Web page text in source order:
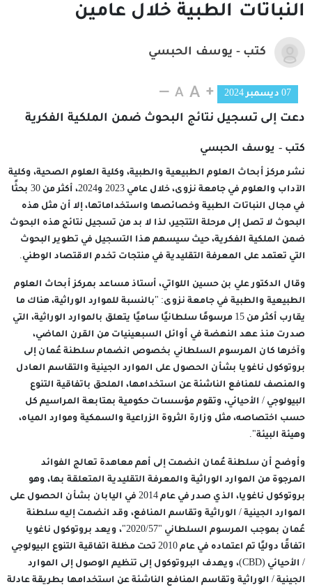
النباتات الطبية خلال عامين
كتب - يوسف الحبسي
07 ديسمبر 2024
دعت إلى تسجيل نتائج البحوث ضمن الملكية الفكرية
كتب - يوسف الحبسي
نشر مركز أبحاث العلوم الطبيعية والطبية، وكلية العلوم الصحية، وكلية
الآداب والعلوم في جامعة نزوى، خلال عامي 2023 و2024، أكثر من 30 بحثًا
في مجال النباتات الطبية وخصائصها واستخداماتها، إلا أن مثل هذه
البحوث لا تصل إلى مرحلة التتجير، لذا لا بد من تسجيل نتائج هذه البحوث
ضمن الملكية الفكرية، حيث سيسهم هذا التسجيل في تطوير البحوث
التي تعتمد على المعرفة التقليدية في منتجات تخدم الاقتصاد الوطني.
وقال الدكتور علي بن حسين اللواتي، أستاذ مساعد بمركز أبحاث العلوم
الطبيعية والطبية في جامعة نزوى: "بالنسبة للموارد الوراثية، هناك ما
يقارب أكثر من 15 مرسومًا سلطانيًا ساميًا يتعلق بالموارد الوراثية، التي
صدرت منذ عهد النهضة في أوائل السبعينيات من القرن الماضي،
وآخرها كان المرسوم السلطاني بخصوص انضمام سلطنة عُمان إلى
بروتوكول ناغويا بشأن الحصول على الموارد الجينية والتقاسم العادل
والمنصف للمنافع الناشئة عن استخدامها، الملحق باتفاقية التنوع
البيولوجي / الأحيائي، وتقوم مؤسسات حكومية بمتابعة المراسيم كل
حسب اختصاصه، مثل وزارة الثروة الزراعية والسمكية وموارد المياه،
وهيئة البيئة".
وأوضح أن سلطنة عُمان انضمت إلى أهم معاهدة تعالج الفوائد
المرجوة من الموارد الوراثية والمعرفة التقليدية المتعلقة بها، وهو
بروتوكول ناغويا، الذي صدر في عام 2014 في اليابان بشأن الحصول على
الموارد الجينية / الوراثية وتقاسم المنافع، وقد انضمت إليه سلطنة
عُمان بموجب المرسوم السلطاني "2020/57"، ويعد بروتوكول ناغويا
اتفاقًا دوليًا تم اعتماده في عام 2010 تحت مظلة اتفاقية التنوع البيولوجي
/ الأحيائي (CBD)، ويهدف البروتوكول إلى تنظيم الوصول إلى الموارد
الجينية / الوراثية وتقاسم المنافع الناشئة عن استخدامها بطريقة عادلة